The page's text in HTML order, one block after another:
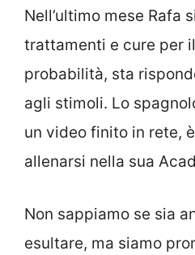
Nell’ultimo mese Rafa
trattamenti e cure per
probabilità, sta
agli stimoli. Lo
un video finito in rete,
allenarsi nella sua
Non sappiamo se sia
esultare, ma siamo